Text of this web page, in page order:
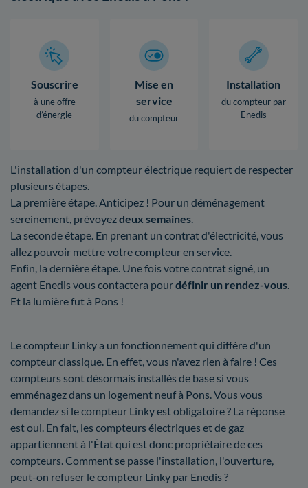
Souscrire
à une offre
d’énergie
Mise en
service
du compteur
Installation
du compteur par
Enedis
L'installation d'un compteur électrique requiert de respecter
plusieurs étapes.
La première étape. Anticipez ! Pour un déménagement
sereinement, prévoyezdeux semaines.
La seconde étape. En prenant un contrat d'électricité, vous
allez pouvoir mettre votre compteur en service.
Enfin, la dernière étape. Une fois votre contrat signé, un
agent Enedis vous contactera pourdéfinir un rendez-vous.
Et la lumière fut à Pons !
Le compteur Linky a un fonctionnement qui diffère d'un
compteur classique. En effet, vous n'avez rien à faire ! Ces
compteurs sont désormais installés de base si vous
emménagez dans un logement neuf à Pons. Vous vous
demandez si le compteur Linky est obligatoire ? La réponse
est oui. En fait, les compteurs électriques et de gaz
appartiennent à l'État qui est donc propriétaire de ces
compteurs. Comment se passe l'installation, l'ouverture,
peut-on refuser le compteur Linky par Enedis ?